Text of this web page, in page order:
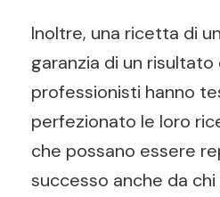
Inoltre, una ricetta di
garanzia di un
professionisti hanno
perfezionato le loro
che possano essere
successo anche da